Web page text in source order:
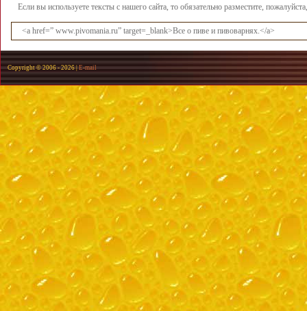
Если вы используете тексты с нашего сайта, то обязательно разместите,
<a href=” www.pivomania.ru” target=_blank>Все о пиве и пивоварнях.</a>
Copyright © 2006 -2026 |E-mail